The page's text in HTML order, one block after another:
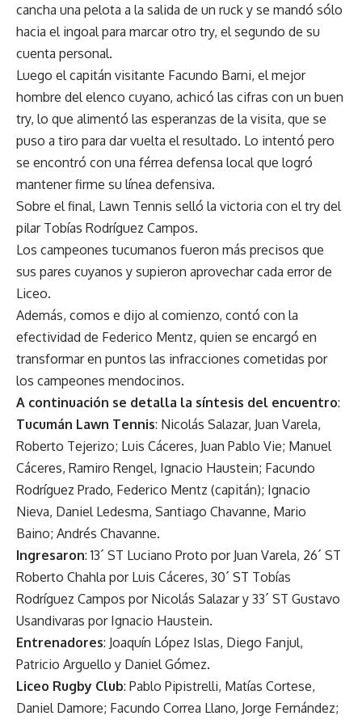
cancha una pelota a la salida de un ruck y se mandó sólo
hacia el ingoal para marcar otro try, el segundo de su
cuenta personal.
Luego el capitán visitante Facundo Barni, el mejor
hombre del elenco cuyano, achicó las cifras con un buen
try, lo que alimentó las esperanzas de la visita, que se
puso a tiro para dar vuelta el resultado. Lo intentó pero
se encontró con una férrea defensa local que logró
mantener firme su línea defensiva.
Sobre el final, Lawn Tennis selló la victoria con el try del
pilar Tobías Rodríguez Campos.
Los campeones tucumanos fueron más precisos que
sus pares cuyanos y supieron aprovechar cada error de
Liceo.
Además, comos e dijo al comienzo, contó con la
efectividad de Federico Mentz, quien se encargó en
transformar en puntos las infracciones cometidas por
los campeones mendocinos.
A continuación se detalla la síntesis del encuentro:
Tucumán Lawn Tennis: Nicolás Salazar, Juan Varela,
Roberto Tejerizo; Luis Cáceres, Juan Pablo Vie; Manuel
Cáceres, Ramiro Rengel, Ignacio Haustein; Facundo
Rodríguez Prado, Federico Mentz (capitán); Ignacio
Nieva, Daniel Ledesma, Santiago Chavanne, Mario
Baino; Andrés Chavanne.
Ingresaron: 13´ ST Luciano Proto por Juan Varela, 26´ ST
Roberto Chahla por Luis Cáceres, 30´ ST Tobías
Rodríguez Campos por Nicolás Salazar y 33´ ST Gustavo
Usandivaras por Ignacio Haustein.
Entrenadores: Joaquín López Islas, Diego Fanjul,
Patricio Arguello y Daniel Gómez.
Liceo Rugby Club: Pablo Pipistrelli, Matías Cortese,
Daniel Damore; Facundo Correa Llano, Jorge Fernández;